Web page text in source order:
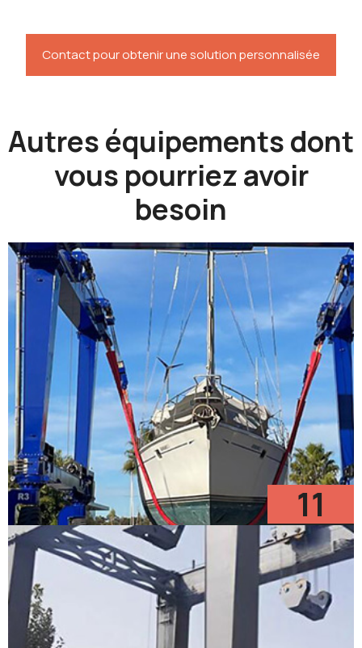
Contact pour obtenir une solution personnalisée
Autres équipements dont
vous pourriez avoir
besoin
11
Modèles